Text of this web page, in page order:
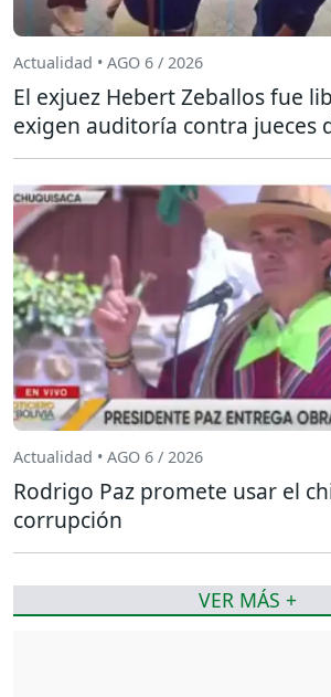
Actualidad • AGO 6 / 2026
El exjuez Hebert Zeballos fue
exigen auditoría contra jueces
Actualidad • AGO 6 / 2026
Rodrigo Paz promete usar el
corrupción
VER MÁS +